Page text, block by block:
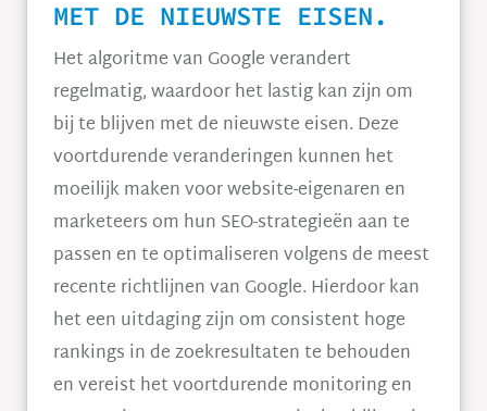
MET DE NIEUWSTE EISEN.
Het algoritme van Google verandert
regelmatig, waardoor het lastig kan zijn om
bij te blijven met de nieuwste eisen. Deze
voortdurende veranderingen kunnen het
moeilijk maken voor website-eigenaren en
marketeers om hun SEO-strategieën aan te
passen en te optimaliseren volgens de meest
recente richtlijnen van Google. Hierdoor kan
het een uitdaging zijn om consistent hoge
rankings in de zoekresultaten te behouden
en vereist het voortdurende monitoring en